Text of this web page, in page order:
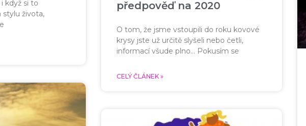
když si to
života,
předpověď na 2020
O tom, že jsme vstoupili do roku kovové
krysy jste už určitě slyšeli nebo četli,
informací všude plno… Pokusím se
CELÝ ČLÁNEK »